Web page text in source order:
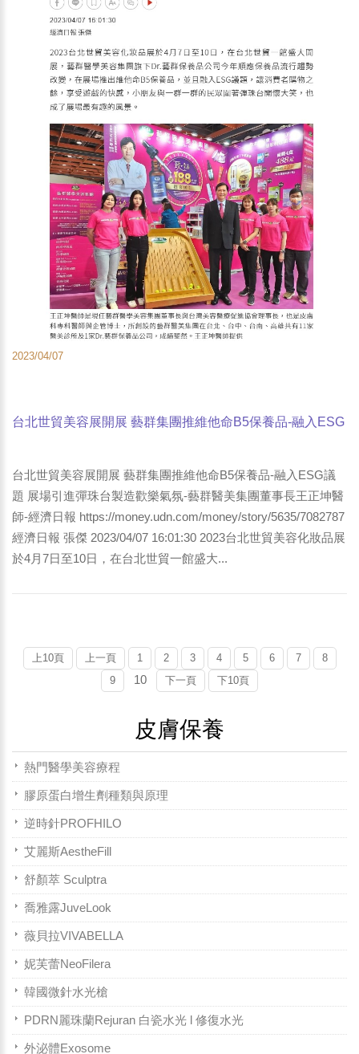
2023/04/07
台北世貿美容展開展 藝群集團推維他命B5保養品-融入ESG
台北世貿美容展開展 藝群集團推維他命B5保養品-融入ESG議
題 展場引進彈珠台製造歡樂氣氛-藝群醫美集團董事長王正坤醫
師-經濟日報 https://money.udn.com/money/story/5635/7082787
經濟日報 張傑 2023/04/07 16:01:30 2023台北世貿美容化妝品展
於4月7日至10日，在台北世貿一館盛大...
上10頁 上一頁 1 2 3 4 5 6 7
8
9
10 下一頁 下10頁
皮膚保養
熱門醫學美容療程
膠原蛋白增生劑種類與原理
逆時針PROFHILO
艾麗斯AestheFill
舒顏萃 Sculptra
喬雅露JuveLook
薇貝拉VIVABELLA
妮芙蕾NeoFilera
韓國微針水光槍
PDRN麗珠蘭Rejuran 白瓷水光 l 修復水光
外泌體Exosome